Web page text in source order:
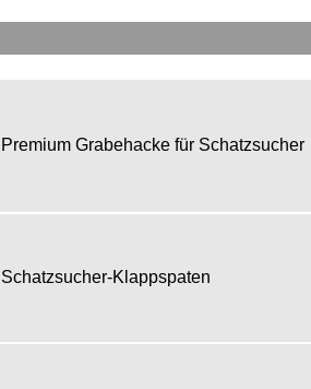
Premium Grabehacke für Schatzsucher
Schatzsucher-Klappspaten